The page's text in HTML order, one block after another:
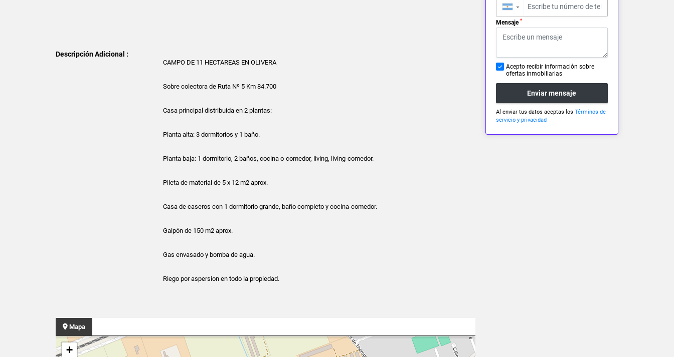
Descripción Adicional :
CAMPO DE 11 HECTAREAS EN OLIVERA
Sobre colectora de Ruta Nº 5 Km 84.700
Casa principal distribuida en 2 plantas:
Planta alta: 3 dormitorios y 1 baño.
Planta baja: 1 dormitorio, 2 baños, cocina o-comedor, living, living-comedor.
Pileta de material de 5 x 12 m2 aprox.
Casa de caseros con 1 dormitorio grande, baño completo y cocina-comedor.
Galpón de 150 m2 aprox.
Gas envasado y bomba de agua.
Riego por aspersion en todo la propiedad.
Mapa
+
▼
Mensaje *
Acepto recibir información sobre
ofertas inmobiliarias
Enviar mensaje
Al enviar tus datos aceptas los Términos de
servicio y privacidad